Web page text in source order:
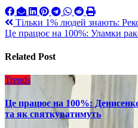
Навигация
по
записям
Тільки 1% людей знають:
Це працює на 100%: Уламки
Related Post
Trends
Це працює на 100%: Денисенко
та як святкуватимуть